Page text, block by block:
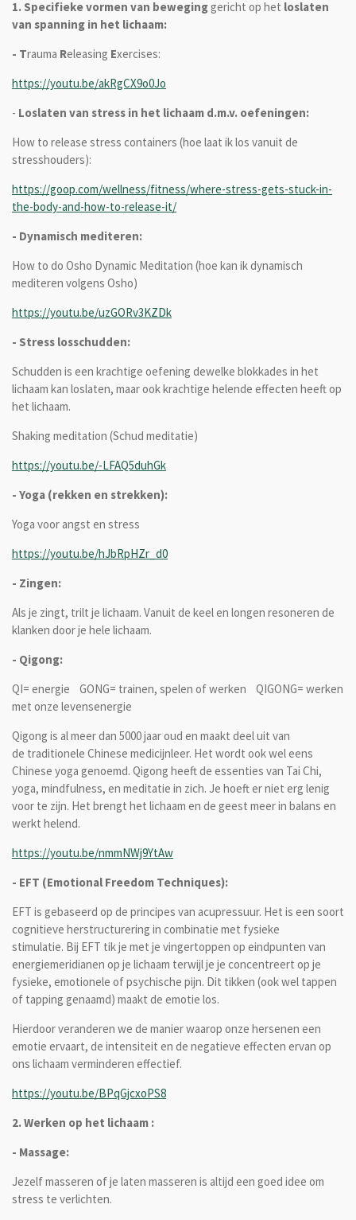
1. Specifieke vormen van beweginggericht op het loslaten
van spanning in het lichaam:
- Trauma Releasing Exercises:
https://youtu.be/akRgCX9o0Jo
- Loslaten van stress in het lichaam d.m.v. oefeningen:
How to release stress containers (hoe laat ik los vanuit de
stresshouders):
https://goop.com/wellness/fitness/where-stress-gets-stuck-in-
the-body-and-how-to-release-it/
- Dynamisch mediteren:
How to do Osho Dynamic Meditation (hoe kan ik dynamisch
mediteren volgens Osho)
https://youtu.be/uzGORv3KZDk
- Stress losschudden:
Schudden is een krachtige oefening dewelke blokkades in het
lichaam kan loslaten, maar ook krachtige helende effecten heeft op
het lichaam.
Shaking meditation (Schud meditatie)
https://youtu.be/-LFAQ5duhGk
- Yoga (rekken en strekken):
Yoga voor angst en stress
https://youtu.be/hJbRpHZr_d0
- Zingen:
Als je zingt, trilt je lichaam. Vanuit de keel en longen resoneren de
klanken door je hele lichaam.
- Qigong:
QI= energie GONG= trainen, spelen of werken QIGONG= werken
met onze levensenergie
Qigong is al meer dan 5000 jaar oud en maakt deel uit van
de traditionele Chinese medicijnleer. Het wordt ook wel eens
Chinese yoga genoemd. Qigong heeft de essenties van Tai Chi,
yoga, mindfulness, en meditatie in zich. Je hoeft er niet erg lenig
voor te zijn. Het brengt het lichaam en de geest meer in balans en
werkt helend.
https://youtu.be/nmmNWj9YtAw
- EFT (Emotional Freedom Techniques):
EFT is gebaseerd op de principes van acupressuur. Het is een soort
cognitieve herstructurering in combinatie met fysieke
stimulatie. Bij EFT tik je met je vingertoppen op eindpunten van
energiemeridianen op je lichaam terwijl je je concentreert op je
fysieke, emotionele of psychische pijn. Dit tikken (ook wel tappen
of tapping genaamd) maakt de emotie los.
Hierdoor veranderen we de manier waarop onze hersenen een
emotie ervaart, de intensiteit en de negatieve effecten ervan op
ons lichaam verminderen effectief.
https://youtu.be/BPqGjcxoPS8
2. Werken op het lichaam :
- Massage:
Jezelf masseren of je laten masseren is altijd een goed idee om
stress te verlichten.